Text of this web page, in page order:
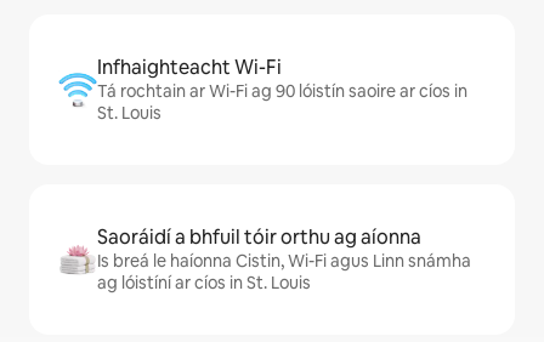
Infhaighteacht Wi-Fi
Tá rochtain ar Wi-Fi ag 90 lóistín saoire ar cíos in
St. Louis
Saoráidí a bhfuil tóir orthu ag aíonna
Is breá le haíonna Cistin, Wi-Fi agus Linn snámha
ag lóistíní ar cíos in St. Louis